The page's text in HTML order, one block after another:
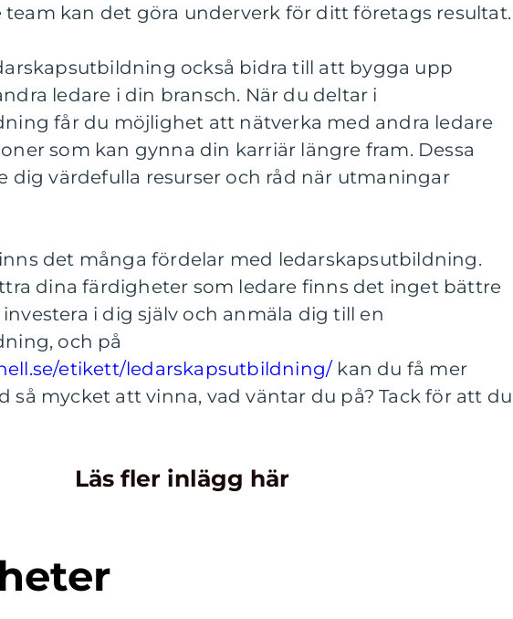
kan det göra underverk för ditt företags resultat.
också bidra till att bygga upp
ledare i din bransch. När du deltar i
får du möjlighet att nätverka med andra ledare
som kan gynna din karriär längre fram. Dessa
dig värdefulla resurser och råd när utmaningar
det många fördelar med ledarskapsutbildning.
dina färdigheter som ledare finns det inget bättre
i dig själv och anmäla dig till en
och på
etikett/ledarskapsutbildning/ kan du få mer
så mycket att vinna, vad väntar du på? Tack för att du
Läs fler inlägg här